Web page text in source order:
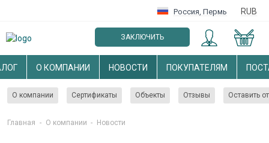
Россия, Пермь RUB
ЗАКЛЮЧИТЬ
ОПТОВЫЙ ДОГОВОР
О КОМПАНИИ НОВОСТИ ПОКУПАТЕЛЯМ
О компании Сертификаты Объекты Отзывы Оставить
Главная - О компании - Новости